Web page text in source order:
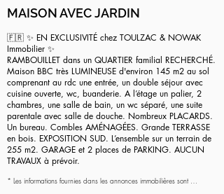
MAISON AVEC JARDIN
🇫🇷 ✨ EN EXCLUSIVITÉ chez TOULZAC & NOWAK
Immobilier ✨
RAMBOUILLET dans un QUARTIER familial RECHERCHÉ.
Maison BBC très LUMINEUSE d'environ 145 m2 au sol
comprenant au rdc une entrée, un double séjour avec
cuisine ouverte, wc, buanderie. A l’étage un palier, 2
chambres, une salle de bain, un wc séparé, une suite
parentale avec salle de douche. Nombreux PLACARDS.
Un bureau. Combles AMÉNAGÉES. Grande TERRASSE
en bois. EXPOSITION SUD. L’ensemble sur un terrain de
255 m2. GARAGE et 2 places de PARKING. AUCUN
TRAVAUX à prévoir.
* Les informations fournies dans les annonces immobilières sont